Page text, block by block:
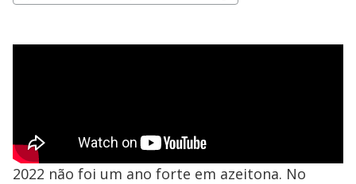
2022 não foi um ano forte em azeitona. No